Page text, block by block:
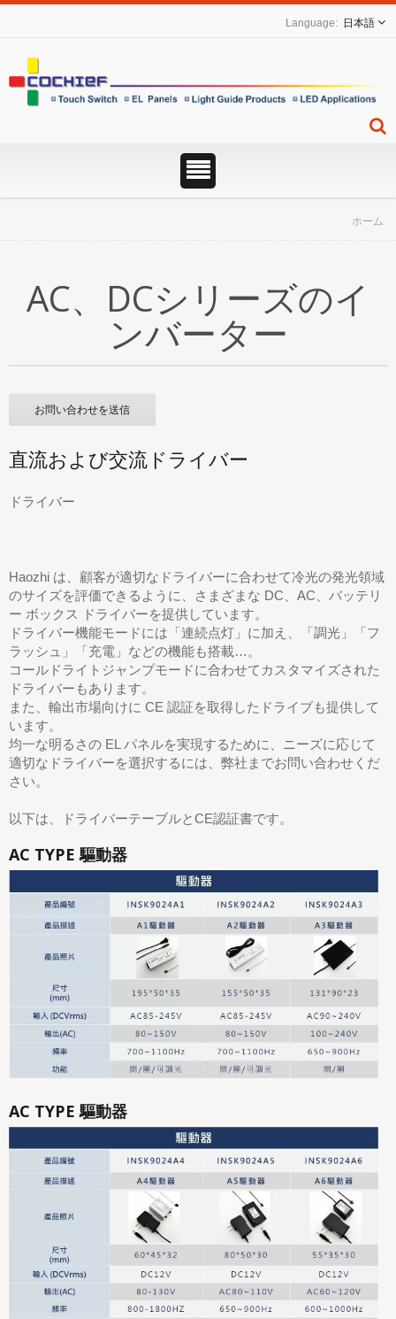
日本語
ホーム
AC、DCシリーズのイ
ンバーター
お問い合わせを送信
直流および交流ドライバー
ドライバー
Haozhi は、顧客が適切なドライバーに合わせて冷光の発光領域
のサイズを評価できるように、さまざまな DC、AC、バッテリ
ー ボックス ドライバーを提供しています。
ドライバー機能モードには「連続点灯」に加え、「調光」「フ
ラッシュ」「充電」などの機能も搭載…。
コールドライトジャンプモードに合わせてカスタマイズされた
ドライバーもあります。
また、輸出市場向けに CE 認証を取得したドライブも提供して
います。
均一な明るさの EL パネルを実現するために、ニーズに応じて
適切なドライバーを選択するには、弊社までお問い合わせくだ
さい。
以下は、ドライバーテーブルとCE認証書です。
AC TYPE 驅動器
AC TYPE 驅動器